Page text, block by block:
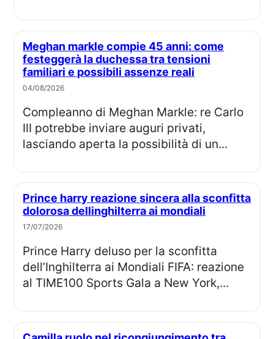
Meghan markle compie 45 anni: come
festeggerà la duchessa tra tensioni
familiari e possibili assenze reali
04/08/2026
Compleanno di Meghan Markle: re Carlo
III potrebbe inviare auguri privati,
lasciando aperta la possibilità di un...
Prince harry reazione sincera alla sconfitta
dolorosa dellinghilterra ai mondiali
17/07/2026
Prince Harry deluso per la sconfitta
dell’Inghilterra ai Mondiali FIFA: reazione
al TIME100 Sports Gala a New York,...